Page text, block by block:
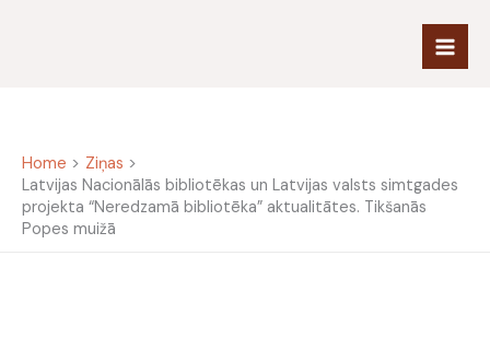
Home
Ziņas
Latvijas Nacionālās bibliotēkas un Latvijas valsts simtgades
projekta “Neredzamā bibliotēka” aktualitātes. Tikšanās
Popes muižā